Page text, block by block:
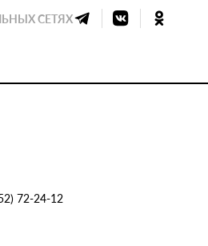
СЕТЯХ
72-24-12